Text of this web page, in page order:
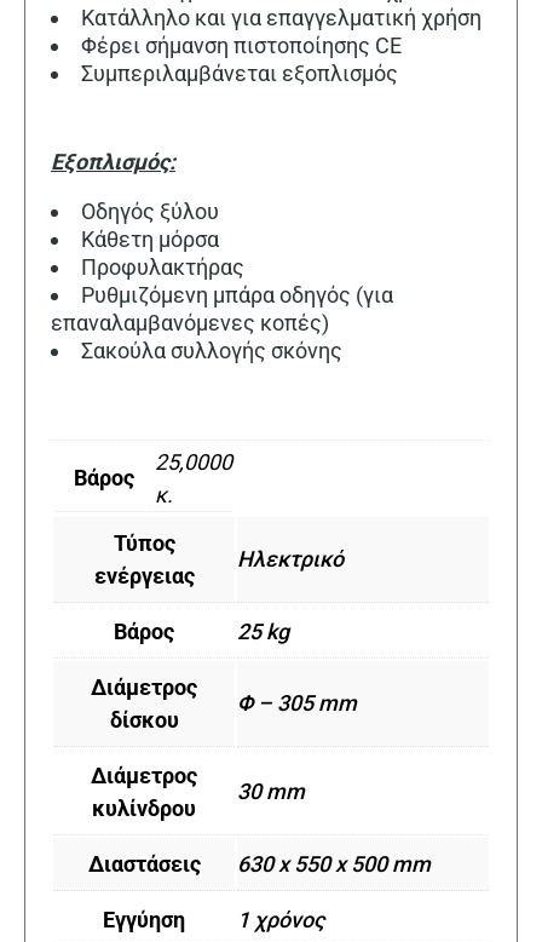
Κατάλληλο και για επαγγελματική χρήση
Φέρει σήμανση πιστοποίησης CE
Συμπεριλαμβάνεται εξοπλισμός
Εξοπλισμός:
Οδηγός ξύλου
Κάθετη μόρσα
Προφυλακτήρας
Ρυθμιζόμενη μπάρα οδηγός (για
επαναλαμβανόμενες κοπές)
Σακούλα συλλογής σκόνης
Βάρος
25,0000
κ.
Τύπος
ενέργειας
Ηλεκτρικό
Βάρος 25 kg
Διάμετρος
δίσκου
Φ – 305 mm
Διάμετρος
κυλίνδρου
30 mm
Διαστάσεις 630 x 550 x 500 mm
Εγγύηση 1 χρόνος